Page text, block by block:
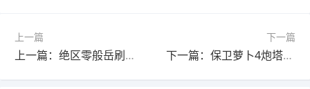
上一篇
上一篇：绝区零般岳刷什么驱动盘？这一篇就够了！
下一篇
下一篇：保卫萝卜4炮塔数据